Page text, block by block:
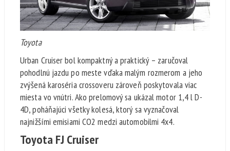
Toyota
Urban Cruiser bol kompaktný a praktický – zaručoval
pohodlnú jazdu po meste vďaka malým rozmerom a jeho
zvýšená karoséria crossoveru zároveň poskytovala viac
miesta vo vnútri. Ako prelomový sa ukázal motor 1,4 l D-
4D, poháňajúci všetky kolesá, ktorý sa vyznačoval
najnižšími emisiami CO2 medzi automobilmi 4x4.
Toyota FJ Cruiser